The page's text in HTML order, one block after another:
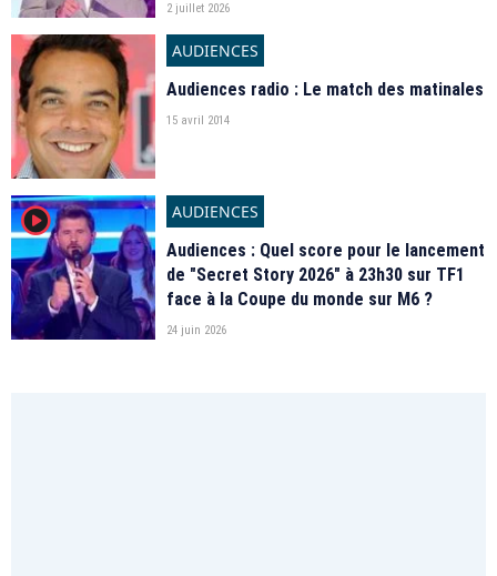
2 juillet 2026
AUDIENCES
Audiences radio : Le match des matinales
15 avril 2014
player2
AUDIENCES
Audiences : Quel score pour le lancement
de "Secret Story 2026" à 23h30 sur TF1
face à la Coupe du monde sur M6 ?
24 juin 2026